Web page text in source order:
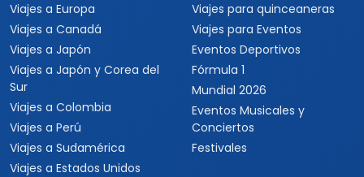
Viajes a Europa
Viajes a Canadá
Viajes a Japón
Viajes a Japón y Corea del
Sur
Viajes a Colombia
Viajes a Perú
Viajes a Sudamérica
Viajes a Estados Unidos
Viajes para quinceaneras
Viajes para Eventos
Eventos Deportivos
Fórmula 1
Mundial 2026
Eventos Musicales y
Conciertos
Festivales